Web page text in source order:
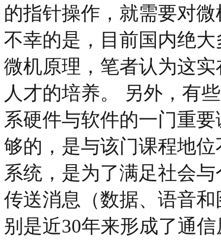
的指针操作，就需要对
不幸的是，目前国内绝
微机原理，笔者认为这
人才的培养。 另外，有
系硬件与软件的一门重
够的，是与该门课程地
系统，是为了满足社会
传送消息（数据、语音
别是近30年来形成了通